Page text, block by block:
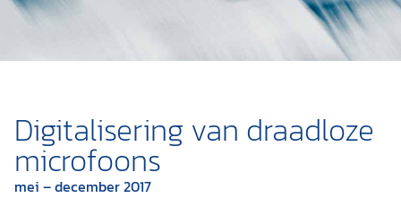
Digitalisering van draadloze
microfoons
mei – december 2017